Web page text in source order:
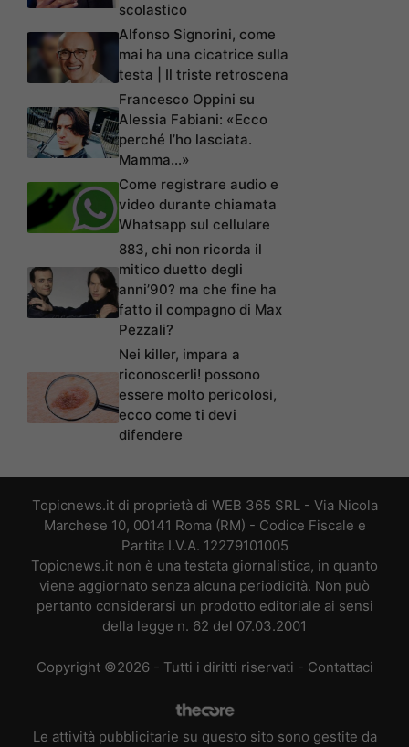
scolastico
Alfonso Signorini, come
mai ha una cicatrice sulla
testa | Il triste retroscena
Francesco Oppini su
Alessia Fabiani: «Ecco
perché l’ho lasciata.
Mamma…»
Come registrare audio e
video durante chiamata
Whatsapp sul cellulare
883, chi non ricorda il
mitico duetto degli
anni’90? ma che fine ha
fatto il compagno di Max
Pezzali?
Nei killer, impara a
riconoscerli! possono
essere molto pericolosi,
ecco come ti devi
difendere
Topicnews.it di proprietà di WEB 365 SRL - Via Nicola
Marchese 10, 00141 Roma (RM) - Codice Fiscale e
Partita I.V.A. 12279101005
Topicnews.it non è una testata giornalistica, in quanto
viene aggiornato senza alcuna periodicità. Non può
pertanto considerarsi un prodotto editoriale ai sensi
della legge n. 62 del 07.03.2001
Copyright ©2026 - Tutti i diritti riservati - Contattaci
Le attività pubblicitarie su questo sito sono gestite da